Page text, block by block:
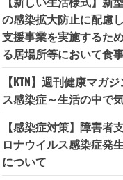
の感染拡大防止に配慮
支援事業を実施するた
る居場所等において食
【KTN】週刊健康マ
ス感染症～生活の中で
【感染症対策】障害者
ロナウイルス感染症発
について